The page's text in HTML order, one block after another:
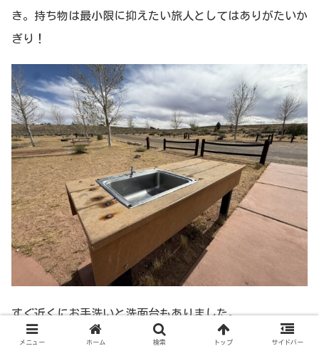
き。持ち物は最小限に抑えたい旅人としてはありがたいか
ぎり！
すぐ近くにお手洗いと洗面台もありました。
メニュー ホーム 検索 トップ サイドバー